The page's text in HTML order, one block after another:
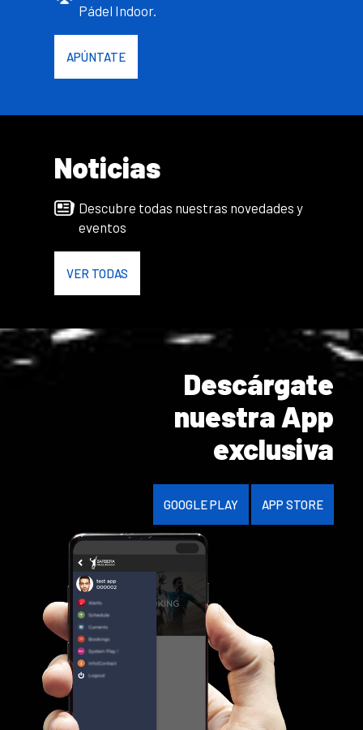
Pádel Indoor.
APÚNTATE
Noticias
Descubre todas nuestras novedades y
eventos
VER TODAS
Descárgate
nuestra App
exclusiva
GOOGLE PLAY APP STORE